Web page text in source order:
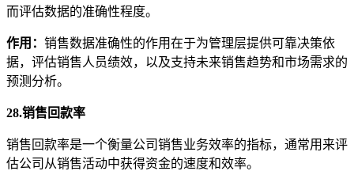
而评估数据的准确性程度。
作用： 销售数据准确性的作用在于为管理层提供可靠决策依
据，评估销售人员绩效，以及支持未来销售趋势和市场需求的
预测分析。
28.销售回款率
销售回款率是一个衡量公司销售业务效率的指标，通常用来评
估公司从销售活动中获得资金的速度和效率。